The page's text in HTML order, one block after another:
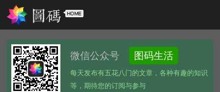
微信公众号 图码生活
每天发布有五花八门的文章，各种有趣的知识
等，期待您的订阅与参与